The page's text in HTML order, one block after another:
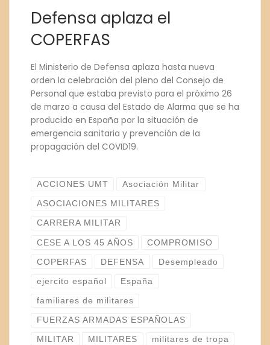
Defensa aplaza el
COPERFAS
El Ministerio de Defensa aplaza hasta nueva
orden la celebración del pleno del Consejo de
Personal que estaba previsto para el próximo 26
de marzo a causa del Estado de Alarma que se ha
producido en España por la situación de
emergencia sanitaria y prevención de la
propagación del COVID19.
ACCIONES UMT Asociación Militar
ASOCIACIONES MILITARES
CARRERA MILITAR
CESE A LOS 45 AÑOS COMPROMISO
COPERFAS DEFENSA Desempleado
ejercito español España
familiares de militares
FUERZAS ARMADAS ESPAÑOLAS
MILITAR MILITARES militares de tropa